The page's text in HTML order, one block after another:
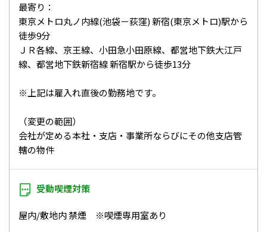
最寄り：
東京メトロ丸ノ内線(池袋－荻窪) 新宿(東京メトロ)駅から
徒歩9分
ＪＲ各線、京王線、小田急小田原線、都営地下鉄大江戸
線、都営地下鉄新宿線 新宿駅から徒歩13分
※上記は雇入れ直後の勤務地です。
（変更の範囲）
会社が定める本社・支店・事業所ならびにその他支店管
轄の物件
受動喫煙対策
屋内/敷地内 禁煙 ※喫煙専用室あり